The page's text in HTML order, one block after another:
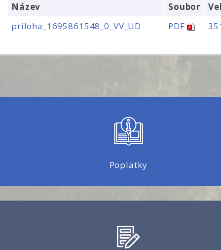
Název Soubor
priloha_1695861548_0_VV_UD
PDF
Poplatky